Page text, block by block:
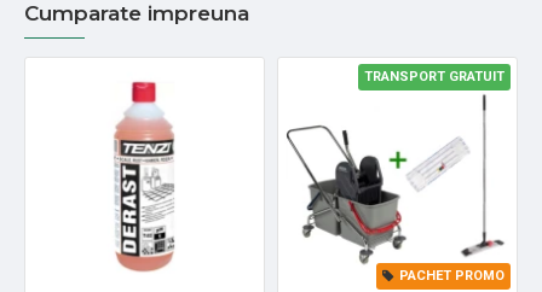
Cumparate impreuna
TRANSPORT GRATUIT
PACHET PROMO